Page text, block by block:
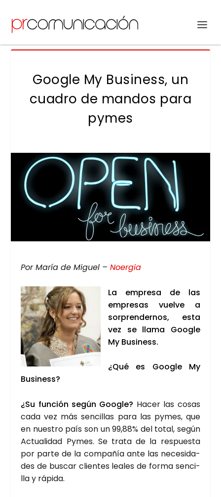
Google My Business, un
cuadro de mandos para
pymes
Por María de Miguel –Noer­gia
La empre­sa de las
empre­sas vuel­ve a
sor­pren­der­nos, esta
vez se lla­ma Goo­gle
My Busi­ness.
¿Qué es Goo­gle My
Busi­ness?
¿Su fun­ción según Goo­gle? Hacer las cosas
cada vez más sen­ci­llas para las pymes, que
en nues­tro país son un 99,88% del total, según
Actua­li­dad Pymes. Se tra­ta de la res­pues­ta
por par­te de la com­pa­ñía ante las nece­si­da­
des de bus­car clien­tes lea­les de for­ma sen­ci­
lla y rápi­da.